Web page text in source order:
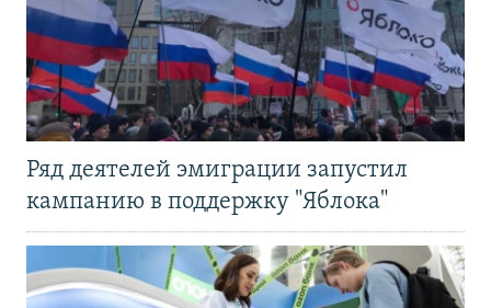
Ряд деятелей эмиграции запустил
кампанию в поддержку "Яблока"